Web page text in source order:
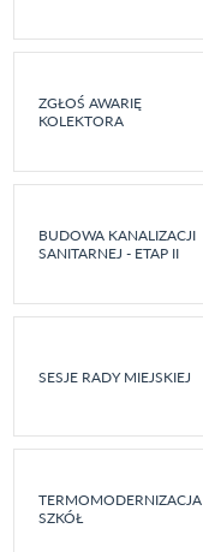
ZGŁOŚ AWARIĘ
KOLEKTORA
BUDOWA KANALIZACJI
SANITARNEJ - ETAP II
SESJE RADY MIEJSKIEJ
TERMOMODERNIZACJA
SZKÓŁ